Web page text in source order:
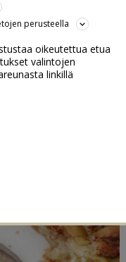
ihan yksinkertaisesti
maistellut,
rataa…
omenana. Päätetty!
perusteella
oikeutettua etua
valintojen
linkillä